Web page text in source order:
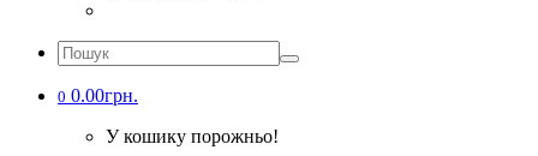
0 0.00грн.
У кошику порожньо!